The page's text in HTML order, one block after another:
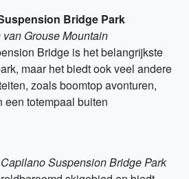
Bridge Park
Grouse Mountain
Bridge is het belangrijkste
maar het biedt ook veel andere
zoals boomtop avonturen,
een totempaal buiten
Suspension Bridge Park